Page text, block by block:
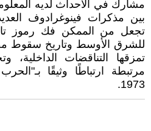
مشارك في الأحداث لديه
بين مذكرات فينوغرادوف
تجعل من الممكن فك رموز
للشرق الأوسط وتاريخ سقوط
تمزقها التناقضات
مرتبطة ارتباطًا وثيقًا
1973‏‎.‎